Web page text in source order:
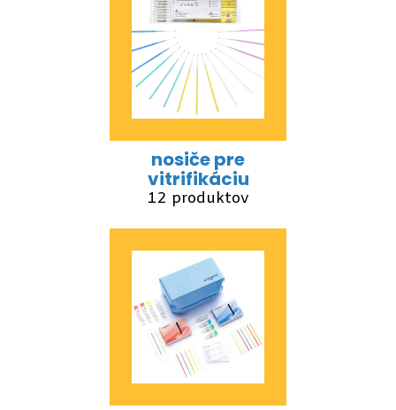
nosiče pre
vitrifikáciu
12 produktov